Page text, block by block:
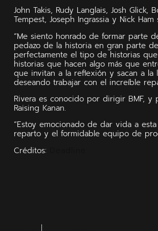
John Takis, Rudy Langlais, Josh Glick,
Tempest, Joseph Ingrassia y Nick
“Me siento honrado de formar parte
pedazo de la historia en gran parte
perfectamente el tipo de historias
historias que hacen algo más que
que invitan a la reflexión y sacan a la
deseando trabajar con el increíble
Rivera es conocido por dirigir BMF, y
Raising Kanan.
“Estoy emocionado de dar vida a
reparto y el formidable equipo de
Créditos: